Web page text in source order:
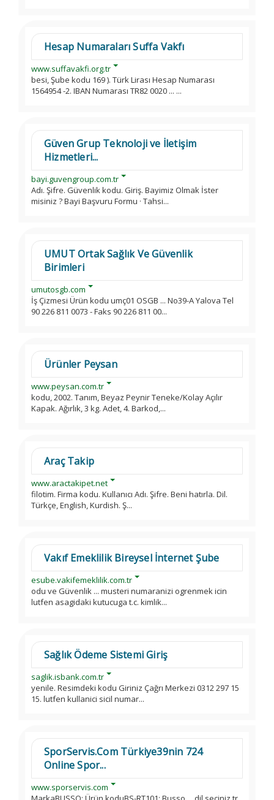
Hesap Numaraları Suffa Vakfı
www.suffavakfi.org.tr
besi, Şube kodu 169 ). Türk Lirası Hesap Numarası
1564954 -2. IBAN Numarası TR82 0020 ... ...
Güven Grup Teknoloji ve İletişim
Hizmetleri...
bayi.guvengroup.com.tr
Adı. Şifre. Güvenlik kodu. Giriş. Bayimiz Olmak İster
misiniz ? Bayi Başvuru Formu · Tahsi...
UMUT Ortak Sağlık Ve Güvenlik
Birimleri
umutosgb.com
İş Çizmesi Ürün kodu umç01 OSGB ... No39-A Yalova Tel
90 226 811 0073 - Faks 90 226 811 00...
Ürünler Peysan
www.peysan.com.tr
kodu, 2002. Tanım, Beyaz Peynir Teneke/Kolay Açılır
Kapak. Ağırlık, 3 kg. Adet, 4. Barkod,...
Araç Takip
www.aractakipet.net
filotim. Firma kodu. Kullanıcı Adı. Şifre. Beni hatırla. Dil.
Türkçe, English, Kurdish. Ş...
Vakıf Emeklilik Bireysel İnternet Şube
esube.vakifemeklilik.com.tr
odu ve Güvenlik ... musteri numaranizi ogrenmek icin
lutfen asagidaki kutucuga t.c. kimlik...
Sağlık Ödeme Sistemi Giriş
saglik.isbank.com.tr
yenile. Resimdeki kodu Giriniz Çağrı Merkezi 0312 297 15
15. lutfen kullanici sicil numar...
SporServis.Com Türkiye39nin 724
Online Spor...
www.sporservis.com